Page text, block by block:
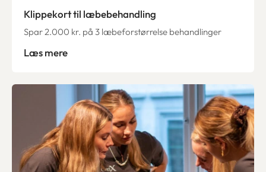
Klippekort til læbebehandling
Spar 2.000 kr. på 3 læbeforstørrelse behandlinger
Læs mere